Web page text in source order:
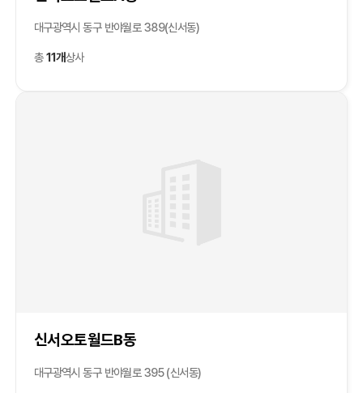
대구광역시 동구 반야월로 389(신서동)
총11개상사
신서오토월드B동
대구광역시 동구 반야월로 395 (신서동)